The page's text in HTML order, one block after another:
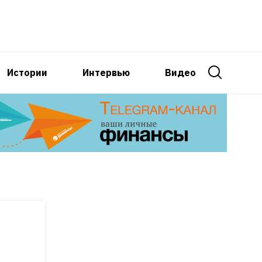
Истории Интервью Видео